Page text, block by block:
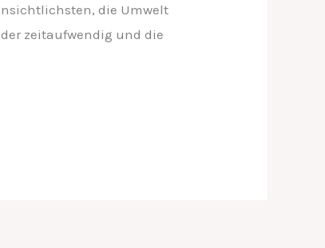
die Umwelt
zeitaufwendig und die